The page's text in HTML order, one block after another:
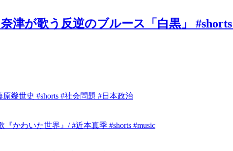
津が歌う反逆のブルース「白黒」
幾世史 #shorts #社会問題 #日本政治
かわいた世界』/ #近本真季 #shorts #music